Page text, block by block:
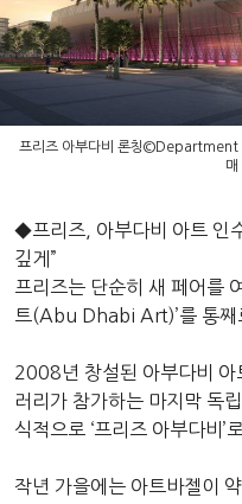
프리즈 아부다비 론칭
매
◆프리즈, 아부다비 아트 인
깊게”
프리즈는 단순히 새 페어를
트(Abu Dhabi Art)’를 통째
2008년 창설된 아부다비
러리가 참가하는 마지막 독
식적으로 ‘프리즈 아부다비’
작년 가을에는 아트바젤이